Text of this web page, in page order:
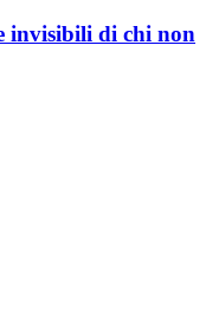
invisibili di chi non